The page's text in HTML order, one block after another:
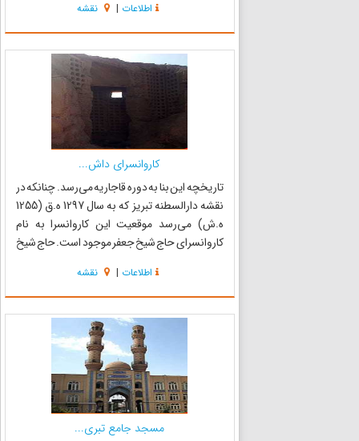
موزون زنگ هایش هر 15 دقیقه یک بار، گذشت
زمان را به گوش مرد...
اطلاعات | نقشه
کاروانسرای داش...
تاریخچه این بنا به دوره قاجاریه می‌رسد. چنانکه در
نقشه دارالسطنه تبریز که به سال 1297 ه.ق (1255
ه.ش) می‌رسد موقعیت این کاروانسرا به نام
کاروانسرای حاج شیخ جعفر موجود است. حاج شیخ
توسط ایشان بنا شده و بنام کاروانسرای حاج شیخ
معروف گشته است و...
اطلاعات | نقشه
مسجد جامع تبری...